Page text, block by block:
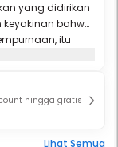
yang didirikan
bahwa
itu
kamu tulis
apa pun
karena kamu
Oleh karena
hingga gratis
Lihat Semua